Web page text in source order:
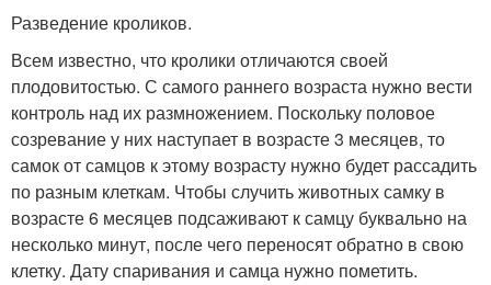
Разведение кроликов.
Всем известно, что кролики отличаются своей
плодовитостью. С самого раннего возраста нужно вести
контроль над их размножением. Поскольку половое
созревание у них наступает в возрасте 3 месяцев, то
самок от самцов к этому возрасту нужно будет рассадить
по разным клеткам. Чтобы случить животных самку в
возрасте 6 месяцев подсаживают к самцу буквально на
несколько минут, после чего переносят обратно в свою
клетку. Дату спаривания и самца нужно пометить.